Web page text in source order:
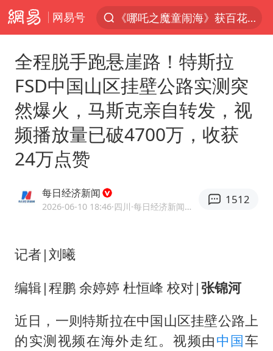
网易号
《哪吒之魔童闹海》获百花奖最佳影片
重大涉诈逃犯檀某落网
台湾不是国家不存在“国格”
上海将苏州河水强排至黄浦江
易烊千玺金鸡百花双料影帝
中方：奉劝美方解除对古巴制裁封锁
“老戏骨”秦焰去世
全程脱手跑悬崖路！特斯拉
FSD中国山区挂壁公路实测突
然爆火，马斯克亲自转发，视
频播放量已破4700万，收获
24万点赞
每日经济新闻
2026-06-10 18:46·四川 ·每日经济新闻官方网易号
1512
记者|刘曦
编辑|程鹏 余婷婷 杜恒峰 校对|张锦河
近日，一则特斯拉在中国山区挂壁公路上
的实测视频在海外走红。视频由中国车